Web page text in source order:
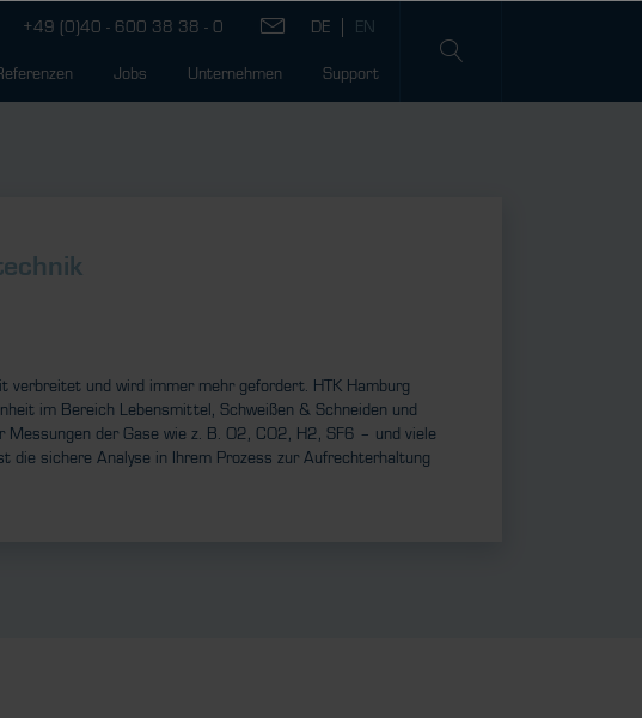
+49 (0)40 - 600 38 38 - 0
Jobs Unternehmen Support
verbreitet und wird immer mehr gefordert. HTK Hamburg
im Bereich Lebensmittel, Schweißen & Schneiden und
der Gase wie z. B. O2, CO2, H2, SF6 – und viele
die sichere Analyse in Ihrem Prozess zur Aufrechterhaltung